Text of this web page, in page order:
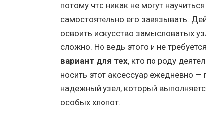
потому что никак не могут научиться
самостоятельно его завязывать.
освоить искусство замысловатых
сложно. Но ведь этого и не
вариант для тех, кто по роду
носить этот аксессуар ежедневно —
надежный узел, который
особых хлопот.